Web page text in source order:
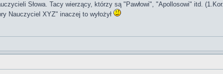
Słowa. Tacy wierzący, którzy są "Pawłowi", "Apollosowi" itd.
Nauczyciel XYZ" inaczej to wyłożył